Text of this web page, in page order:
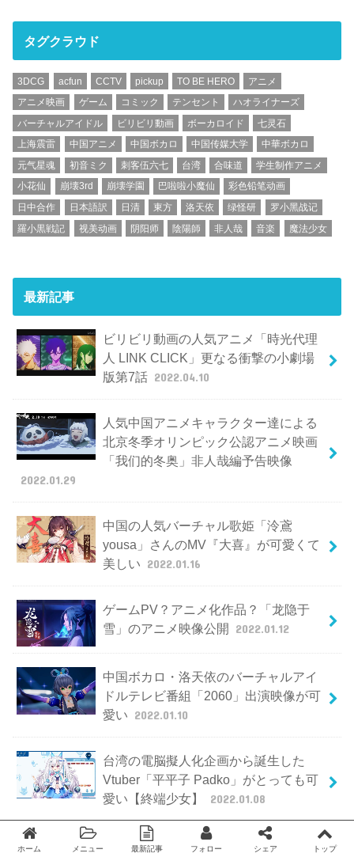
タグクラウド
3DCG acfun CCTV pickup TO BE HERO
アニメ
アニメ映画
ゲーム コミック テンセント
ハオライナーズ
バーチャルアイドル
ビリビリ動画 ボーカロイド
七灵石
上海震雷
中国アニメ 中国ボカロ 中国传媒大学
中華ボカロ
元气星魂
初音ミク 刺客伍六七 台湾 合味道
学生制作アニメ
小花仙
崩壊3rd 崩壊学園 巴啦啦小魔仙
彩色铅笔动画
日中合作
日本語訳 日清 東方 洛天依 绿怪研
罗小黑战记
羅小黒戦記
视美动画 阴阳师 陰陽師 非人哉 音楽 魔法少女
最新記事
ビリビリ動画の人気アニメ「時光代理
人 LINK CLICK」更なる衝撃の小劇場
版第7話 2022.04.10
人気中国アニメキャラクター達による
北京冬季オリンピック公認アニメ映画
「我们的冬奥」非人哉編予告映像
2022.01.29
中国の人気バーチャル歌姫「泠鳶
yousa」さんのMV『大喜』が可愛くて
美しい 2022.01.16
ゲームPV？アニメ化作品？「龙隐于
雪」のアニメ映像公開 2022.01.12
中国ボカロ・洛天依のバーチャルアイ
ドルテレビ番組「2060」出演映像が可
愛い 2022.01.10
台湾の電脳擬人化企画から誕生した
Vtuber「平平子 Padko」がとっても可
愛い【終端少女】
2022.01.08
2022年北京冬季オリンピックの競技を
ホーム メニュー 最新記事 フォロー シェア トップ
Twitter facebook